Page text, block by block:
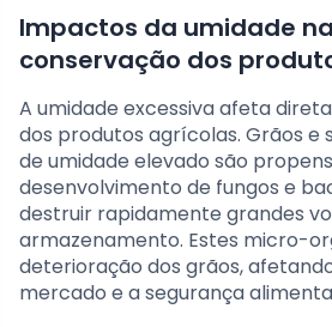
Impactos da umidade
conservação dos
A umidade excessiva afeta
dos produtos agrícolas. Grãos
de umidade elevado são
desenvolvimento de fungos e
destruir rapidamente grandes
armazenamento. Estes micro-
deterioração dos grãos,
mercado e a segurança